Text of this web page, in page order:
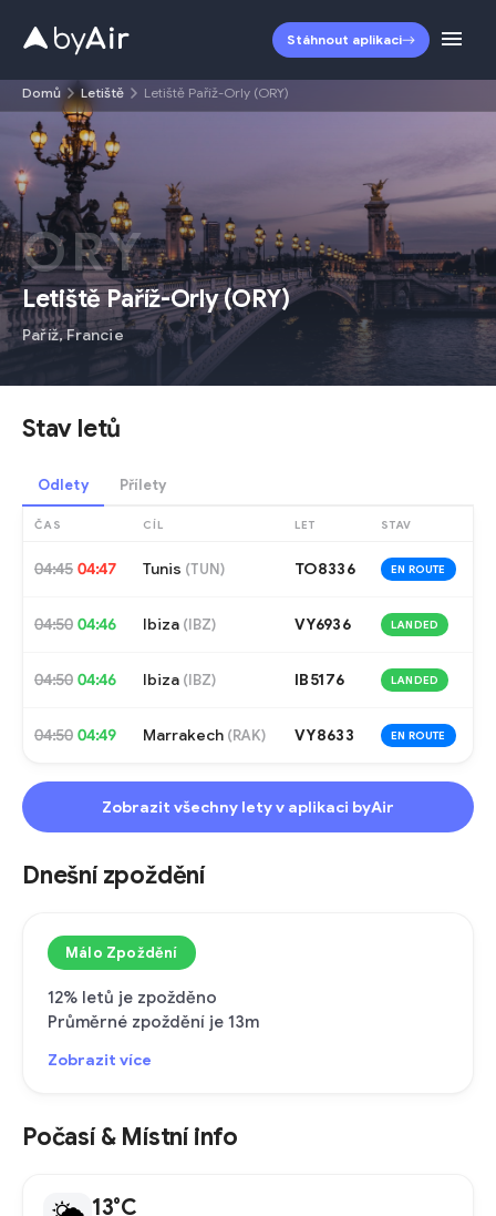
Stáhnout aplikaci
Domů Letiště Letiště Paříž-Orly (ORY)
ORY
Letiště Paříž-Orly(ORY)
Paříž,Francie
Stav letů
Odlety Přílety
ČAS CÍL LET STAV
04:45 04:47 Tunis (TUN) TO8336 EN ROUTE
04:50 04:46 Ibiza (IBZ) VY6936 LANDED
04:50 04:46 Ibiza (IBZ) IB5176 LANDED
04:50 04:49 Marrakech (RAK) VY8633 EN ROUTE
Zobrazit všechny lety v aplikaci byAir
Dnešní zpoždění
Málo Zpoždění
12% letů je zpožděno
Průměrné zpoždění je 13m
Zobrazit více
Počasí & Místní info
13°C